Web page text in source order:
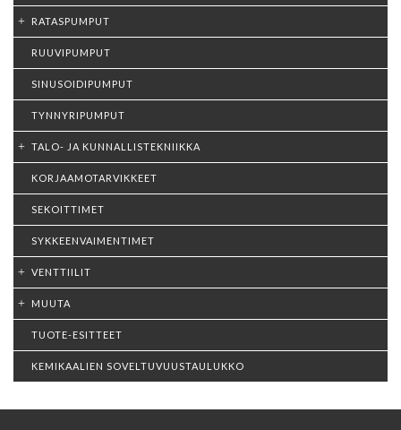
RATASPUMPUT
RUUVIPUMPUT
SINUSOIDIPUMPUT
TYNNYRIPUMPUT
TALO- JA KUNNALLISTEKNIIKKA
KORJAAMOTARVIKKEET
SEKOITTIMET
SYKKEENVAIMENTIMET
VENTTIILIT
MUUTA
TUOTE-ESITTEET
KEMIKAALIEN SOVELTUVUUSTAULUKKO